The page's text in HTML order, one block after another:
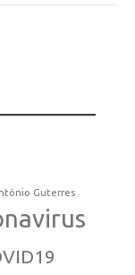
Guterres